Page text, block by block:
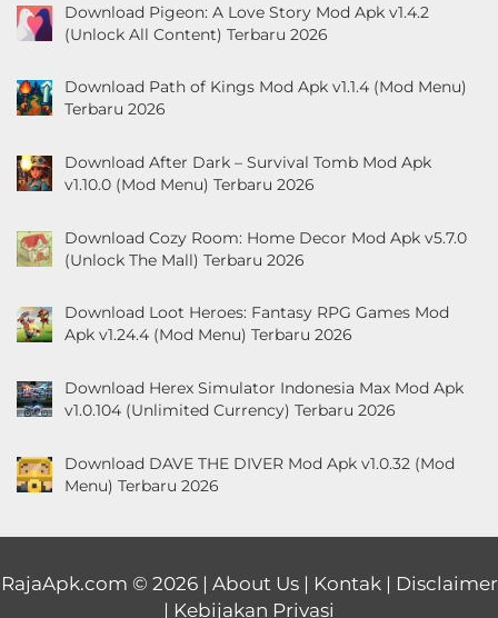
Download Pigeon: A Love Story Mod Apk v1.4.2
(Unlock All Content) Terbaru 2026
Download Path of Kings Mod Apk v1.1.4 (Mod Menu)
Terbaru 2026
Download After Dark – Survival Tomb Mod Apk
v1.10.0 (Mod Menu) Terbaru 2026
Download Cozy Room: Home Decor Mod Apk v5.7.0
(Unlock The Mall) Terbaru 2026
Download Loot Heroes: Fantasy RPG Games Mod
Apk v1.24.4 (Mod Menu) Terbaru 2026
Download Herex Simulator Indonesia Max Mod Apk
v1.0.104 (Unlimited Currency) Terbaru 2026
Download DAVE THE DIVER Mod Apk v1.0.32 (Mod
Menu) Terbaru 2026
RajaApk.com © 2026 | About Us| Kontak| Disclaimer
| Kebijakan Privasi